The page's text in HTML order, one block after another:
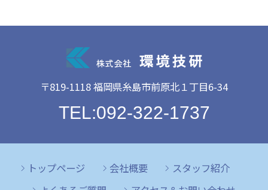
〒819-1118 福岡県糸島市前原北１丁目6-34
TEL:092-322-1737
トップページ 会社概要
スタッフ紹介